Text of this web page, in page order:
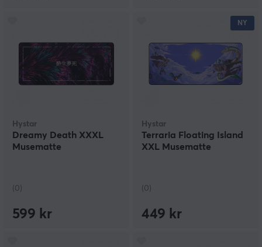
Hystar
Dreamy Death XXXL
Musematte
(0)
599 kr
NY
Hystar
Terraria Floating Island
XXL Musematte
(0)
449 kr